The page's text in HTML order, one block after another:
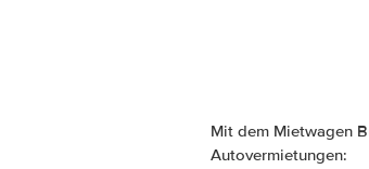
Mit dem Mietwagen
Autovermietungen: